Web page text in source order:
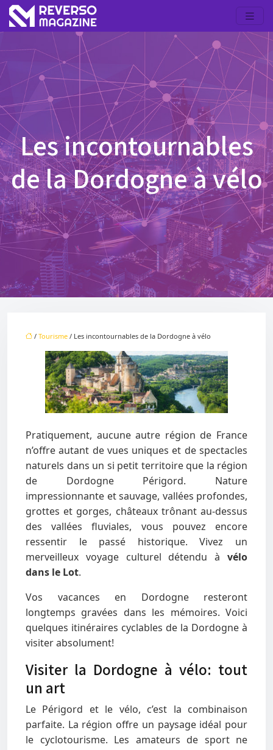
Les incontournables
de la Dordogne à vélo
/ Tourisme / Les incontournables de la Dordogne à vélo
Pratiquement, aucune autre région de France
n’offre autant de vues uniques et de spectacles
naturels dans un si petit territoire que la région
de Dordogne Périgord. Nature
impressionnante et sauvage, vallées profondes,
grottes et gorges, châteaux trônant au-dessus
des vallées fluviales, vous pouvez encore
ressentir le passé historique. Vivez un
merveilleux voyage culturel détendu à vélo
dans le Lot.
Vos vacances en Dordogne resteront
longtemps gravées dans les mémoires. Voici
quelques itinéraires cyclables de la Dordogne à
visiter absolument!
Visiter la Dordogne à vélo: tout
un art
Le Périgord et le vélo, c’est la combinaison
parfaite. La région offre un paysage idéal pour
le cyclotourisme. Les amateurs de sport ne